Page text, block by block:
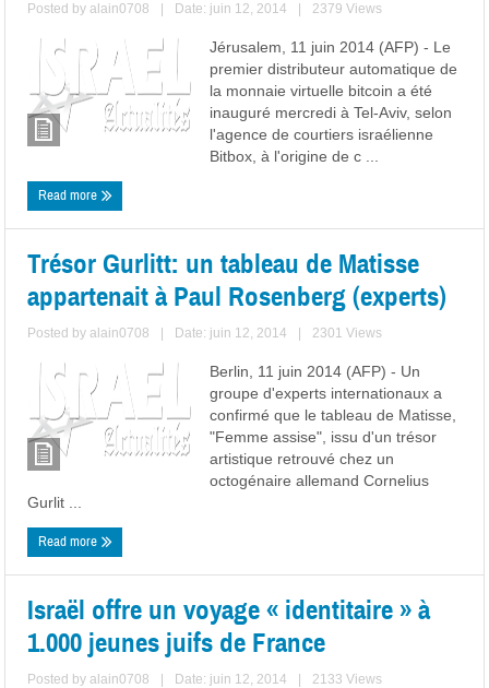
Posted byalain0708 Date: juin 12, 2014 2379 Views
Jérusalem, 11 juin 2014 (AFP) - Le
premier distributeur automatique de
la monnaie virtuelle bitcoin a été
inauguré mercredi à Tel-Aviv, selon
l'agence de courtiers israélienne
Bitbox, à l'origine de c ...
Read more
Trésor Gurlitt: un tableau de Matisse
appartenait à Paul Rosenberg (experts)
Posted byalain0708 Date: juin 12, 2014 2301 Views
Berlin, 11 juin 2014 (AFP) - Un
groupe d'experts internationaux a
confirmé que le tableau de Matisse,
"Femme assise", issu d'un trésor
artistique retrouvé chez un
octogénaire allemand Cornelius
Gurlit ...
Read more
Israël offre un voyage « identitaire » à
1.000 jeunes juifs de France
Posted byalain0708 Date: juin 12, 2014 2133 Views